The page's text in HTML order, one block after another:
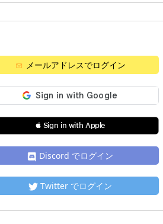
メールアドレスでログイン
 Sign in with Apple
Discord でログイン
Twitter でログイン